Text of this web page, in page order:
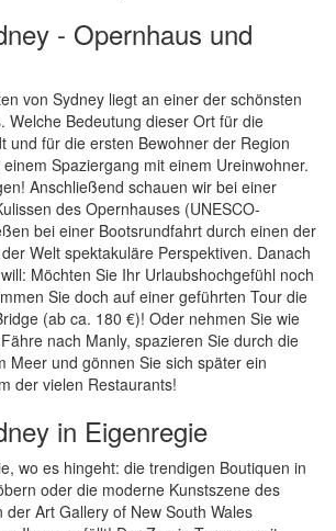
- Opernhaus und
von Sydney liegt an einer der schönsten
Welche Bedeutung dieser Ort für die
und für die ersten Bewohner der Region
Spaziergang mit einem Ureinwohner.
Anschließend schauen wir bei einer
des Opernhauses (UNESCO-
bei einer Bootsrundfahrt durch einen der
Welt spektakuläre Perspektiven. Danach
Möchten Sie Ihr Urlaubshochgefühl noch
Sie doch auf einer geführten Tour die
(ab ca. 180 €)! Oder nehmen Sie wie
nach Manly, spazieren Sie durch die
Meer und gönnen Sie sich später ein
der vielen Restaurants!
in Eigenregie
wo es hingeht: die trendigen Boutiquen in
oder die moderne Kunstszene des
Art Gallery of New South Wales